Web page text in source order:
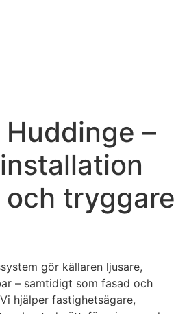
–
tryggare
gör källaren ljusare,
– samtidigt som fasad och
hjälper fastighetsägare,